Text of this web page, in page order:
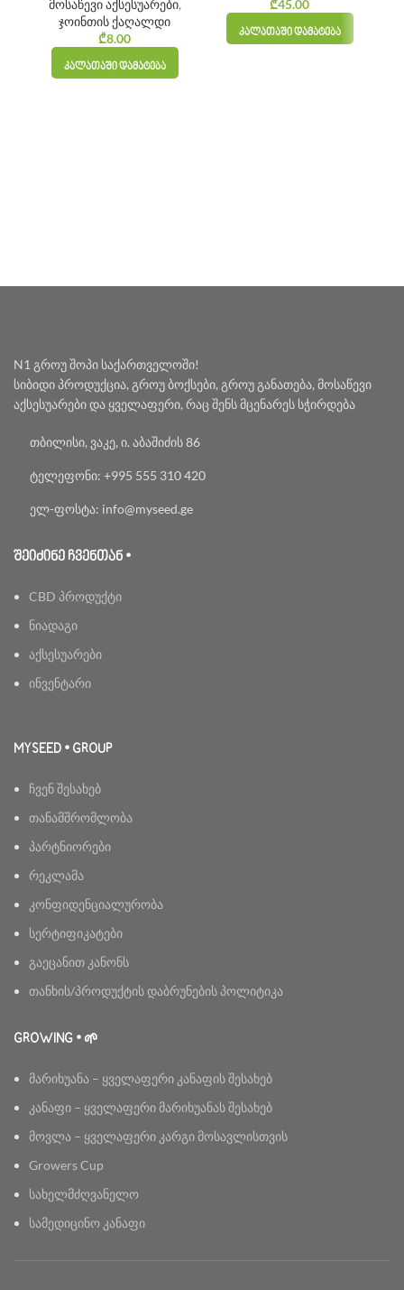
მოსაწევი აქსესუარები,
ჯოინთის ქაღალდი
₾8.00
ᲙᲐᲚᲐᲗᲐᲨᲘ ᲓᲐᲛᲐᲢᲔᲑᲐ
₾45.00
ᲙᲐᲚᲐᲗᲐᲨᲘ ᲓᲐᲛᲐᲢᲔᲑᲐ
N1 გროუ შოპი საქართველოში!
სიბიდი პროდუქცია, გროუ ბოქსები, გროუ განათება, მოსაწევი
აქსესუარები და ყველაფერი, რაც შენს მცენარეს სჭირდება
თბილისი, ვაკე, ი. აბაშიძის 86
ტელეფონი: +995 555 310 420
ელ-ფოსტა: info@myseed.ge
ᲨᲔᲘᲫᲘᲜᲔ ᲩᲕᲔᲜᲗᲐᲜ •
CBD პროდუქტი
ნიადაგი
აქსესუარები
ინვენტარი
MYSEED • GROUP
ჩვენ შესახებ
თანამშრომლობა
პარტნიორები
რეკლამა
კონფიდენციალურობა
სერტიფიკატები
გაეცანით კანონს
თანხის/პროდუქტის დაბრუნების პოლიტიკა
GROWING • 🌱
მარიხუანა – ყველაფერი კანაფის შესახებ
კანაფი – ყველაფერი მარიხუანას შესახებ
მოვლა – ყველაფერი კარგი მოსავლისთვის
Growers Cup
სახელმძღვანელო
სამედიცინო კანაფი